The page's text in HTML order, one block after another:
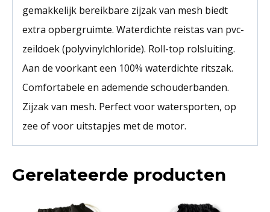
gemakkelijk bereikbare zijzak van mesh biedt
extra opbergruimte. Waterdichte reistas van pvc-
zeildoek (polyvinylchloride). Roll-top rolsluiting.
Aan de voorkant een 100% waterdichte ritszak.
Comfortabele en ademende schouderbanden.
Zijzak van mesh. Perfect voor watersporten, op
zee of voor uitstapjes met de motor.
Gerelateerde producten